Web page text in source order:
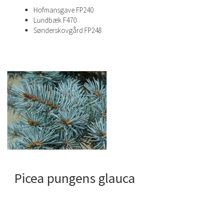
Hofmansgave FP240
Lundbæk F470
Sønderskovgård FP248
Picea pungens glauca